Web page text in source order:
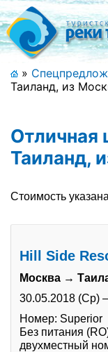
Меню
+7 (911)
Адрес
Полная
Главная
Праздничные
Страны и
Поиск тура
Туры по
»
Таиланд, из
Отличная
Таиланд,
Стоимость
Hill Side
Москва →
30.05.2018 (Ср)
Номер: Superior
Без питания
двухместный